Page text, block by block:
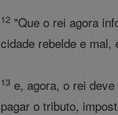
12 "Que o rei agora
cidade rebelde e
13 e, agora, o rei
pagar o tributo,